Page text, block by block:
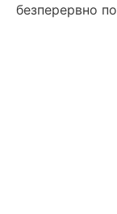
безперервно